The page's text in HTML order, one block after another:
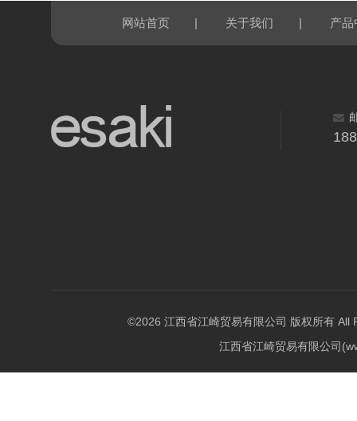
网站首页 | 关于我们 | 产品
©2026 江西省江崎贸易有限公司 版权所有 All
江西省江崎贸易有限公司